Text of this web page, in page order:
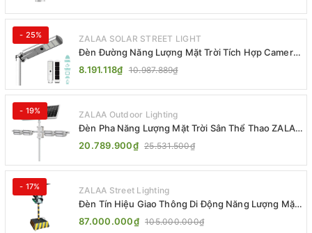
- 25% ZALAA SOLAR STREET LIGHT
Đèn Đường Năng Lượng Mặt Trời Tích Hợp Camera
ZALAA ZL-BJ04-CCTV (80W, IP65)
8.191.118₫ 10.987.889₫
- 19% ZALAA Outdoor Lighting
Đèn Pha Năng Lượng Mặt Trời Sân Thể Thao ZALAA
Jsc Chống Nước IP65 Cao Cấp
20.789.900₫ 25.531.500₫
- 17% ZALAA Street Lighting
Đèn Tín Hiệu Giao Thông Di Động Năng Lượng Mặt
Trời ZALAA ZL-300A-D
87.000.000₫ 105.000.000₫